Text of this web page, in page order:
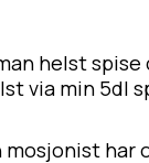
helst
via min 5dl
har